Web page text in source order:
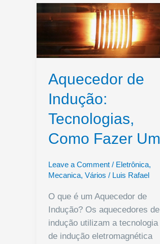
para
Projetos
IoTESP32
Low
Module:
Energy
Efficiency
for
IoT
Projects
Aquecedor de
Indução:
Tecnologias,
Como Fazer Um
Leave a Comment / Eletrônica,
Mecanica, Vários / Luis Rafael
O que é um Aquecedor de
Indução? Os aquecedores de
indução utilizam a tecnologia
de indução eletromagnética